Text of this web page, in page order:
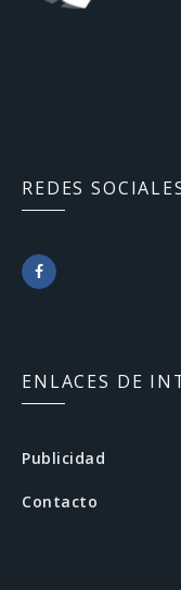
REDES
c
e
ENLACES DE
Publicidad
Contacto